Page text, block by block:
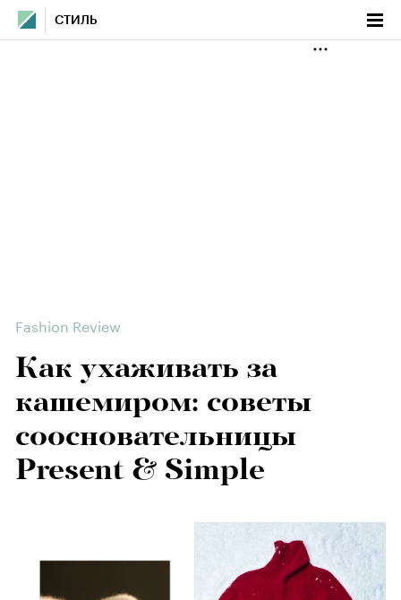
СТИЛЬ
Fashion Review
Как ухаживать за
кашемиром: советы
соосновательницы
Present & Simple